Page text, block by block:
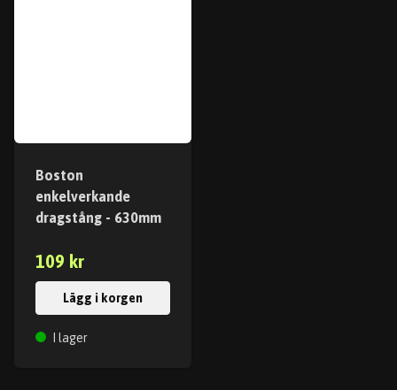
Boston
enkelverkande
dragstång - 630mm
109 kr
Lägg i korgen
I lager